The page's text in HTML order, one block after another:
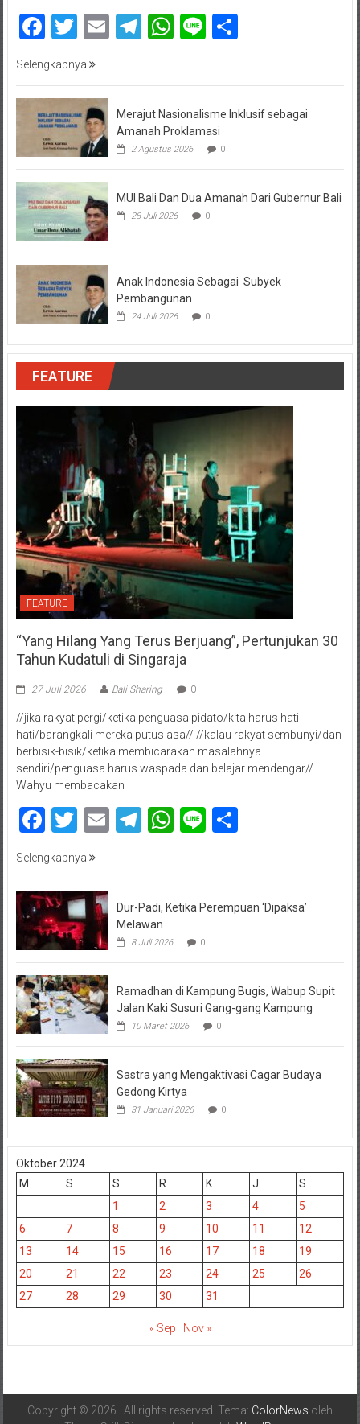
Facebook
Twitter
EmailTelegram
WhatsApp
LineShare
Selengkapnya
Merajut Nasionalisme Inklusif sebagai
Amanah Proklamasi
2 Agustus 2026 0
MUI Bali Dan Dua Amanah Dari Gubernur Bali
28 Juli 2026 0
Anak Indonesia Sebagai Subyek
Pembangunan
24 Juli 2026 0
FEATURE
FEATURE
“Yang Hilang Yang Terus Berjuang”, Pertunjukan 30
Tahun Kudatuli di Singaraja
27 Juli 2026 Bali Sharing 0
//jika rakyat pergi/ketika penguasa pidato/kita harus hati-
hati/barangkali mereka putus asa// //kalau rakyat sembunyi/dan
berbisik-bisik/ketika membicarakan masalahnya
sendiri/penguasa harus waspada dan belajar mendengar//
Wahyu membacakan
Facebook
Twitter
EmailTelegram
WhatsApp
LineShare
Selengkapnya
Dur-Padi, Ketika Perempuan ‘Dipaksa’
Melawan
8 Juli 2026 0
Ramadhan di Kampung Bugis, Wabup Supit
Jalan Kaki Susuri Gang-gang Kampung
10 Maret 2026 0
Sastra yang Mengaktivasi Cagar Budaya
Gedong Kirtya
31 Januari 2026 0
Oktober 2024
M
S S R K J
S
1
2 3 4
5
6
7 8 9 10 11
12
13
14 15 16 17 18
19
20
21 22 23 24 25
26
27
28 29 30 31
« Sep Nov »
Copyright © 2026 . All rights reserved. Tema: ColorNews oleh